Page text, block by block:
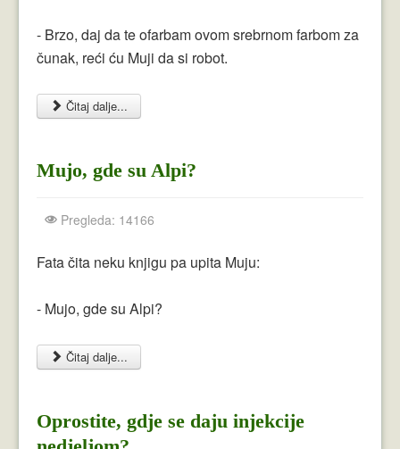
- Brzo, daj da te ofarbam ovom srebrnom farbom za
čunak, reći ću Muji da si robot.
Čitaj dalje...
Mujo, gde su Alpi?
Pregleda: 14166
Fata čita neku knjigu pa upita Muju:
- Mujo, gde su Alpi?
Čitaj dalje...
Oprostite, gdje se daju injekcije